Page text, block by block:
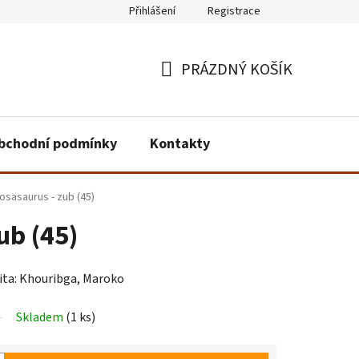
Přihlášení Registrace
PRÁZDNÝ KOŠÍK
podmínky Kontakty
- zub (45)
(45)
Khouribga, Maroko
Skladem (1 ks)